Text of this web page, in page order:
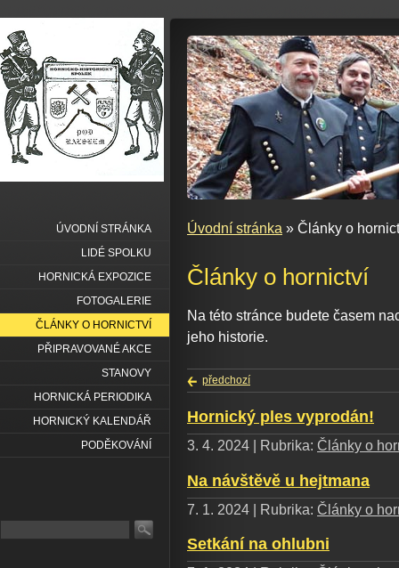
Úvodní stránka » Články o
Články o hornictví
Na této stránce budete časem
jeho historie.
předchozí
Hornický ples vyprodán!
3. 4. 2024 | Rubrika: Články o
Na návštěvě u hejtmana
7. 1. 2024 | Rubrika: Články o
Setkání na ohlubni
ÚVODNÍ STRÁNKA
LIDÉ SPOLKU
HORNICKÁ EXPOZICE
FOTOGALERIE
ČLÁNKY O HORNICTVÍ
PŘIPRAVOVANÉ AKCE
STANOVY
HORNICKÁ PERIODIKA
HORNICKÝ KALENDÁŘ
PODĚKOVÁNÍ